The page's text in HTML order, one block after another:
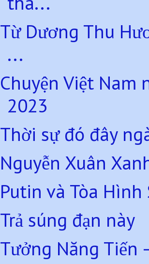
Từ Dương Thu
...
Chuyện Việt Nam
2023
Thời sự đó đây
Nguyễn Xuân
Putin và Tòa Hình
Trả súng đạn này
Tưởng Năng Tiến